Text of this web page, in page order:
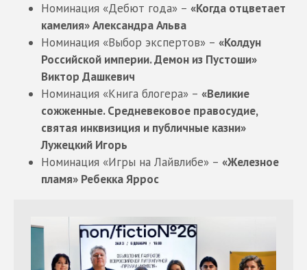
Номинация «Дебют года» – «Когда отцветает
камелия» Александра Альва
Номинация «Выбор экспертов» – «Колдун
Российской империи. Демон из Пустоши»
Виктор Дашкевич
Номинация «Книга блогера» – «Великие
сожженные. Средневековое правосудие,
святая инквизиция и публичные казни»
Лужецкий Игорь
Номинация «Игры на Лайвлибе» – «Железное
пламя» Ребекка Яррос